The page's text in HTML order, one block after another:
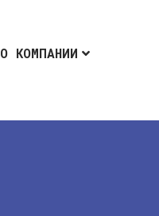
О КОМПАНИИ